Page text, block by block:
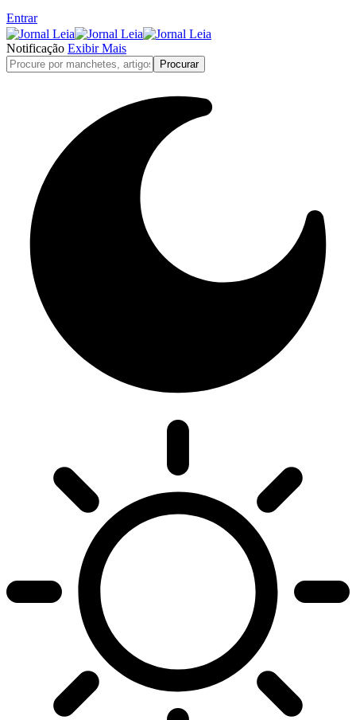
Entrar
Notificação Exibir Mais